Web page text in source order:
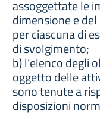
assoggettate le
dimensione e
per ciascuna di
di svolgimento;
b) l’elenco degli
oggetto delle
sono tenute a
disposizioni